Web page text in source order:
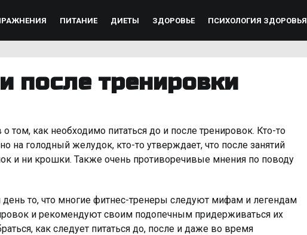
ПИТАНИЕ ДИЕТЫ ЗДОРОВЬЕ ПСИХОЛОГИЯ ЗДОРОВЬЯ
после тренировки
том, как необходимо питаться до и после тренировок. Кто-то
на голодный желудок, кто-то утверждает, что после занятий
и ни крошки. Также очень противоречивые мнения по поводу
то, что многие фитнес-тренеры следуют мифам и легендам
и рекомендуют своим подопечным придерживаться их
как следует питаться до, после и даже во время